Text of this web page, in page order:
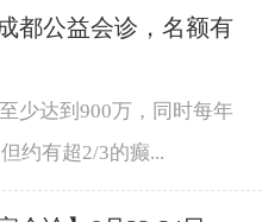
都公益会诊，名额有
少达到900万，同时每年
约有超2/3的癫...